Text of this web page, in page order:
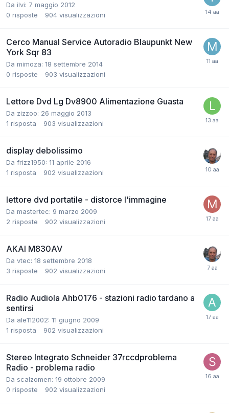
Da ilvi: 7 maggio 2012
0 risposte 904 visualizzazioni
Cerco Manual Service Autoradio Blaupunkt New
York Sqr 83
Da mimoza: 18 settembre 2014
0 risposte 903 visualizzazioni
Lettore Dvd Lg Dv8900 Alimentazione Guasta
Da zizzoo: 26 maggio 2013
1 risposta 903 visualizzazioni
display debolissimo
Da frizz1950: 11 aprile 2016
1 risposta 902 visualizzazioni
lettore dvd portatile - distorce l'immagine
Da mastertec: 9 marzo 2009
2 risposte 902 visualizzazioni
AKAI M830AV
Da vtec: 18 settembre 2018
3 risposte 902 visualizzazioni
Radio Audiola Ahb0176 - stazioni radio tardano a
sentirsi
Da ale112002: 11 giugno 2009
1 risposta 902 visualizzazioni
Stereo Integrato Schneider 37rccdproblema
Radio - problema radio
Da scalzomen: 19 ottobre 2009
0 risposte 902 visualizzazioni